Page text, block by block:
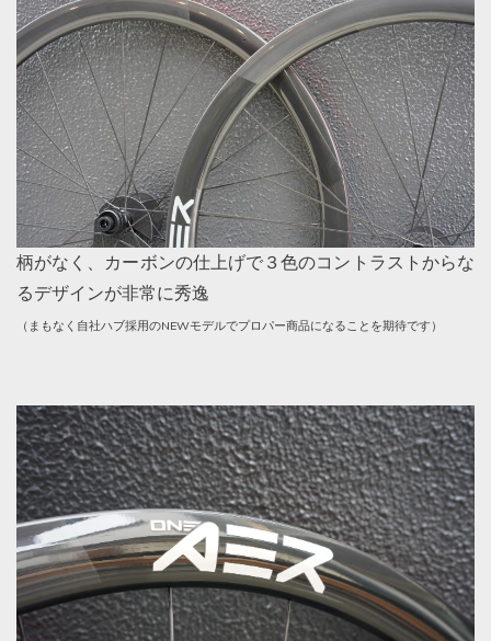
柄がなく、カーボンの仕上げで３色のコントラストからな
るデザインが非常に秀逸
（まもなく自社ハブ採用のNEWモデルでプロパー商品になることを期待です）